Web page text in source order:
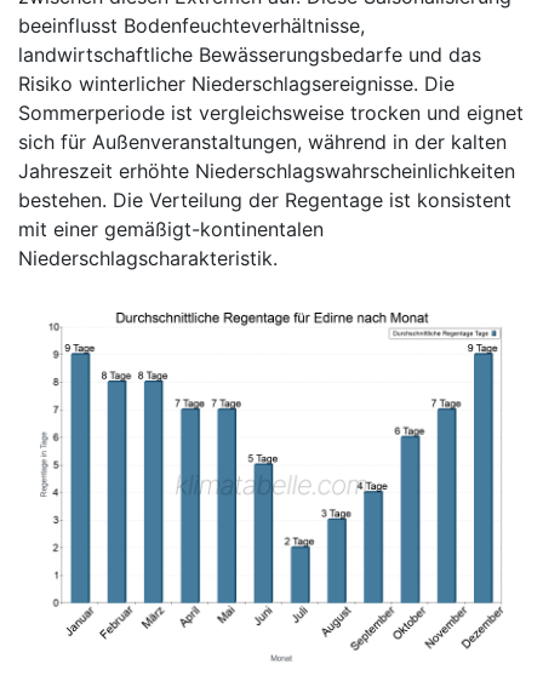
beeinflusst Bodenfeuchteverhältnisse,
landwirtschaftliche Bewässerungsbedarfe und das
Risiko winterlicher Niederschlagsereignisse. Die
Sommerperiode ist vergleichsweise trocken und eignet
sich für Außenveranstaltungen, während in der kalten
Jahreszeit erhöhte Niederschlagswahrscheinlichkeiten
bestehen. Die Verteilung der Regentage ist konsistent
mit einer gemäßigt-kontinentalen
Niederschlagscharakteristik.